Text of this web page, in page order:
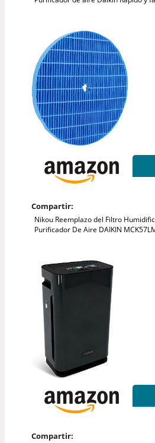
Compartir:
Nikou Reemplazo del Filtro
Purificador De Aire DAIKIN
Compartir: